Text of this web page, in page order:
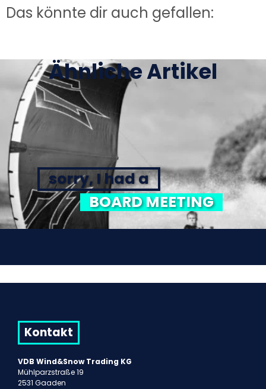
Das könnte dir auch gefallen:
Ähnliche Artikel
sorry, I had a
BOARD MEETING
Kontakt
VDB Wind&Snow Trading KG
Mühlparzstraße 19
2531 Gaaden